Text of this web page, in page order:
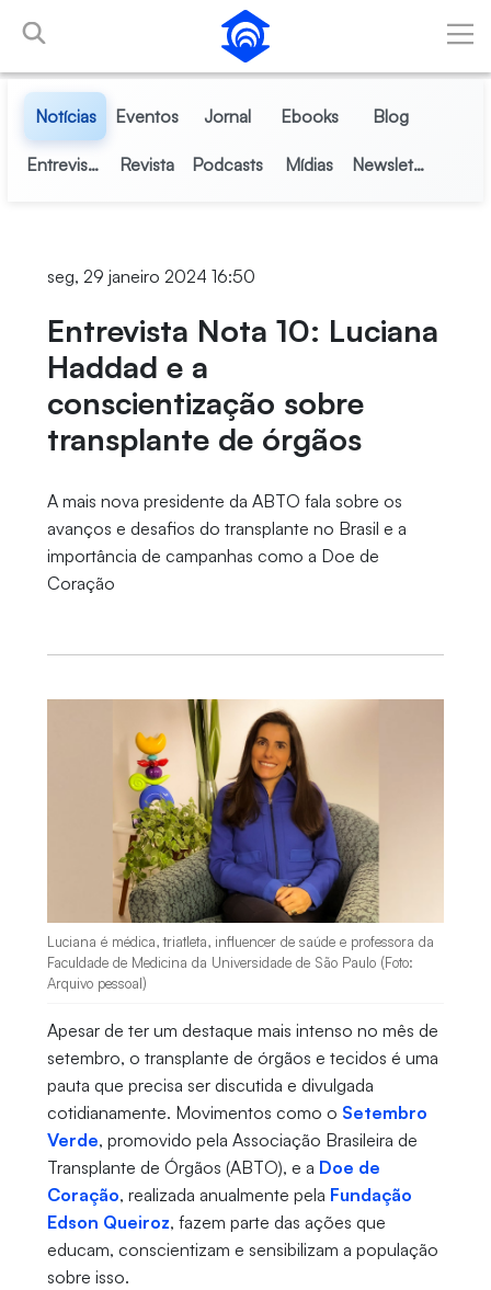
Pular para o Conteúdo principal
Notícias Eventos Jornal Ebooks Blog
Entrevistas Revista Podcasts Mídias Newsletter
seg, 29 janeiro 2024 16:50
Entrevista Nota 10: Luciana
Haddad e a
conscientização sobre
transplante de órgãos
A mais nova presidente da ABTO fala sobre os
avanços e desafios do transplante no Brasil e a
importância de campanhas como a Doe de
Coração
Luciana é médica, triatleta, influencer de saúde e professora da
Faculdade de Medicina da Universidade de São Paulo (Foto:
Arquivo pessoal)
Apesar de ter um destaque mais intenso no mês de
setembro, o transplante de órgãos e tecidos é uma
pauta que precisa ser discutida e divulgada
cotidianamente. Movimentos como o Setembro
Verde, promovido pela Associação Brasileira de
Transplante de Órgãos (ABTO), e a Doe de
Coração, realizada anualmente pela Fundação
Edson Queiroz, fazem parte das ações que
educam, conscientizam e sensibilizam a população
sobre isso.